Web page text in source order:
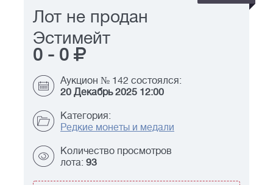
Лот не продан
Эстимейт
0 - 0
Аукцион № 142 состоялся:
20 Декабрь 2025 12:00
Категория:
Редкие монеты и медали
Количество просмотров
лота: 93